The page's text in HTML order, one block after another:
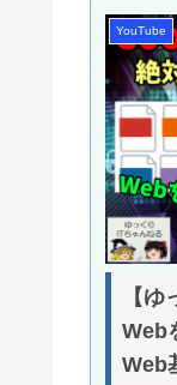
YouTube
【
Web
Web